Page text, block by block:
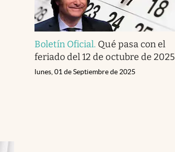
Boletín Oficial. Qué pasa con el
feriado del 12 de octubre de 2025
lunes, 01 de Septiembre de 2025